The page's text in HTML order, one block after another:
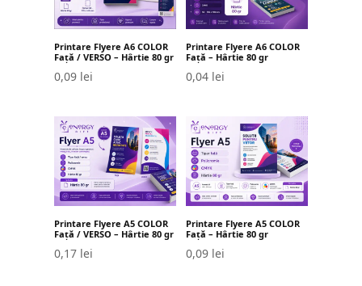
Printare Flyere A6 COLOR
Față / VERSO – Hârtie 80 gr
0,09 lei
Printare Flyere A6 COLOR
Față – Hârtie 80 gr
0,04 lei
Printare Flyere A5 COLOR
Față / VERSO – Hârtie 80 gr
0,17 lei
Printare Flyere A5 COLOR
Față – Hârtie 80 gr
0,09 lei